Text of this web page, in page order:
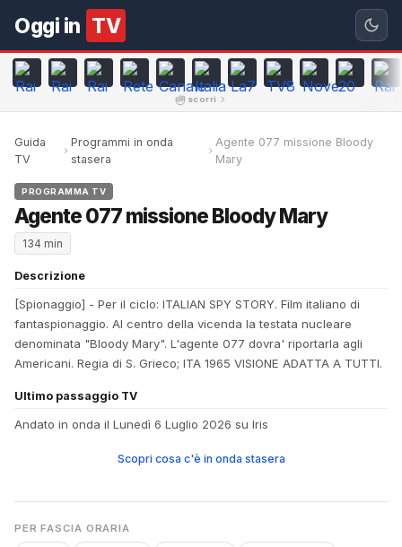
Oggi in TV
scorri
Guida
TV
Programmi in onda
stasera
Agente 077 missione Bloody
Mary
PROGRAMMA TV
Agente 077 missione Bloody Mary
134 min
Descrizione
[Spionaggio] - Per il ciclo: ITALIAN SPY STORY. Film italiano di
fantaspionaggio. Al centro della vicenda la testata nucleare
denominata "Bloody Mary". L'agente 077 dovra' riportarla agli
Americani. Regia di S. Grieco; ITA 1965 VISIONE ADATTA A TUTTI.
Ultimo passaggio TV
Andato in onda il Lunedì 6 Luglio 2026 su Iris
Scopri cosa c'è in onda stasera
PER FASCIA ORARIA